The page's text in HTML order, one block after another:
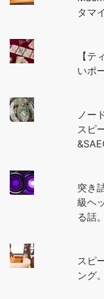
タマ
【
いポ
ノー
スピ
突き
級ヘ
る話
スピ
ング